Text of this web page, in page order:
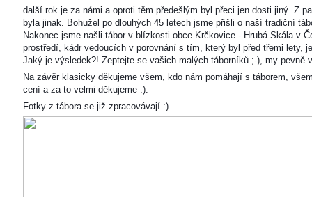
další rok je za námi a oproti těm předešlým byl přeci jen dosti jiný. Z
byla jinak. Bohužel po dlouhých 45 letech jsme přišli o naší tradiční
Nakonec jsme našli tábor v blízkosti obce Krčkovice - Hrubá Skála v
prostředí, kádr vedoucích v porovnání s tím, který byl před třemi lety,
Jaký je výsledek?! Zeptejte se vašich malých táborníků ;-), my pevně
Na závěr klasicky děkujeme všem, kdo nám pomáhají s táborem,
cení a za to velmi děkujeme :).
Fotky z tábora se již zpracovávají :)